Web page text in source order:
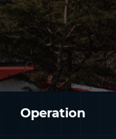
Operation